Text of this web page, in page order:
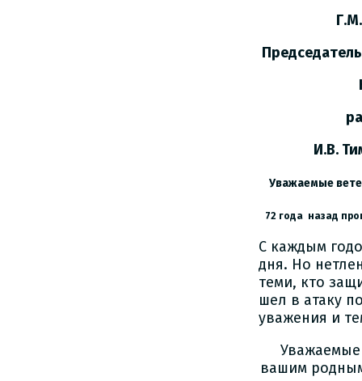
Председатель
И.В.
Уважаемые
72 года назад
С каждым
дня. Но
теми, кто
шел в атаку
уважения и
вашим